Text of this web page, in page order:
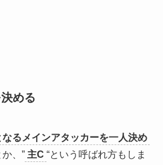
める
るメインアタッカーを一人決め
か、” 主C “という呼ばれ方もしま